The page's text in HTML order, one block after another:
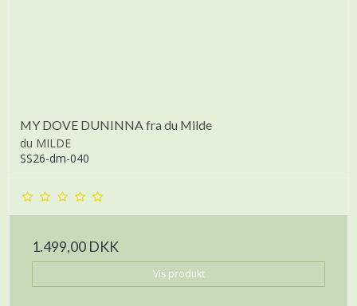
MY DOVE DUNINNA fra du Milde
du MILDE
SS26-dm-040
1.499,00 DKK
Vis produkt